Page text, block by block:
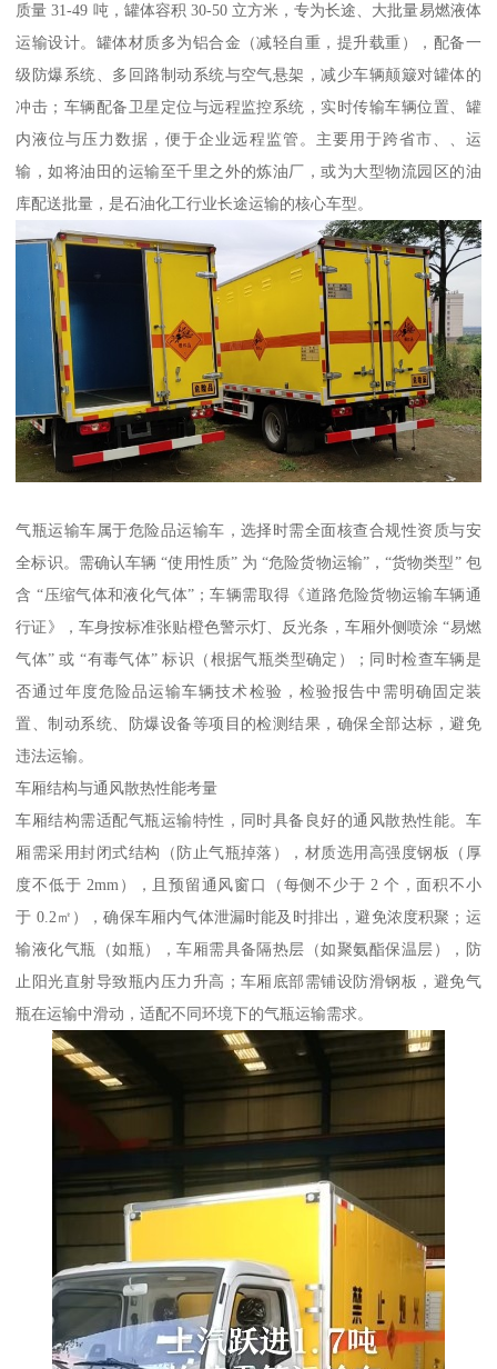
质量 31-49 吨，罐体容积 30-50 立方米，专为长途、大批量易燃液体
运输设计。罐体材质多为铝合金（减轻自重，提升载重），配备一
级防爆系统、多回路制动系统与空气悬架，减少车辆颠簸对罐体的
冲击；车辆配备卫星定位与远程监控系统，实时传输车辆位置、罐
内液位与压力数据，便于企业远程监管。主要用于跨省市、、运
输，如将油田的运输至千里之外的炼油厂，或为大型物流园区的油
库配送批量，是石油化工行业长途运输的核心车型。​
气瓶运输车属于危险品运输车，选择时需全面核查合规性资质与安
全标识。需确认车辆 “使用性质” 为 “危险货物运输”，“货物类型” 包
含 “压缩气体和液化气体”；车辆需取得《道路危险货物运输车辆通
行证》，车身按标准张贴橙色警示灯、反光条，车厢外侧喷涂 “易燃
气体” 或 “有毒气体” 标识（根据气瓶类型确定）；同时检查车辆是
否通过年度危险品运输车辆技术检验，检验报告中需明确固定装
置、制动系统、防爆设备等项目的检测结果，确保全部达标，避免
违法运输。​
车厢结构与通风散热性能考量​
车厢结构需适配气瓶运输特性，同时具备良好的通风散热性能。车
厢需采用封闭式结构（防止气瓶掉落），材质选用高强度钢板（厚
度不低于 2mm），且预留通风窗口（每侧不少于 2 个，面积不小
于 0.2㎡），确保车厢内气体泄漏时能及时排出，避免浓度积聚；运
输液化气瓶（如瓶），车厢需具备隔热层（如聚氨酯保温层），防
止阳光直射导致瓶内压力升高；车厢底部需铺设防滑钢板，避免气
瓶在运输中滑动，适配不同环境下的气瓶运输需求。​